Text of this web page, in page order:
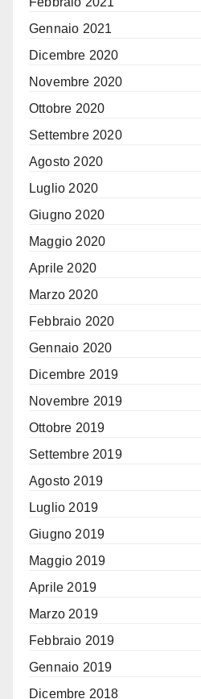
Gennaio 2021
Dicembre 2020
Novembre 2020
Ottobre 2020
Settembre 2020
Agosto 2020
Luglio 2020
Giugno 2020
Maggio 2020
Aprile 2020
Marzo 2020
Febbraio 2020
Gennaio 2020
Dicembre 2019
Novembre 2019
Ottobre 2019
Settembre 2019
Agosto 2019
Luglio 2019
Giugno 2019
Maggio 2019
Aprile 2019
Marzo 2019
Febbraio 2019
Gennaio 2019
Dicembre 2018